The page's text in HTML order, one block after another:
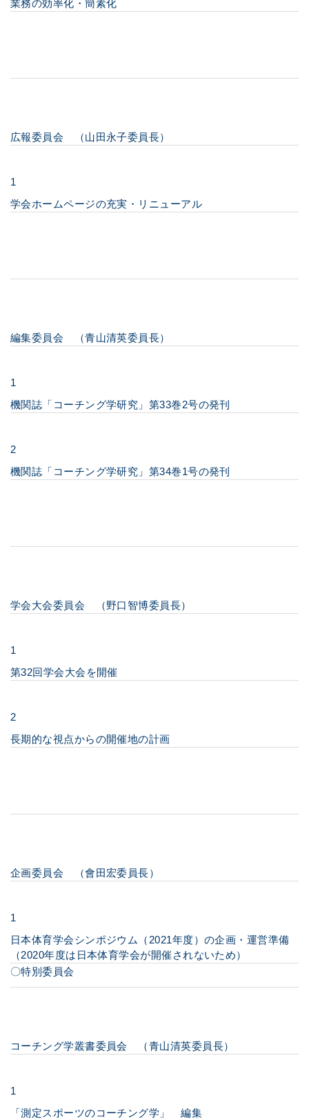
業務の効率化・簡素化
広報委員会 （山田永子委員長）
1
学会ホームページの充実・リニューアル
編集委員会 （青山清英委員長）
1
機関誌「コーチング学研究」第33巻2号の発刊
2
機関誌「コーチング学研究」第34巻1号の発刊
学会大会委員会 （野口智博委員長）
1
第32回学会大会を開催
2
長期的な視点からの開催地の計画
企画委員会 （會田宏委員長）
1
日本体育学会シンポジウム（2021年度）の企画・運営準備
（2020年度は日本体育学会が開催されないため）
〇特別委員会
コーチング学叢書委員会 （青山清英委員長）
1
「測定スポーツのコーチング学」 編集